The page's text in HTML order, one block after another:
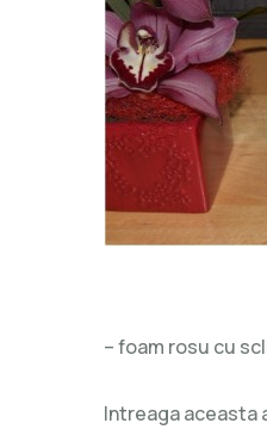
– foam rosu cu
Intreaga aceasta